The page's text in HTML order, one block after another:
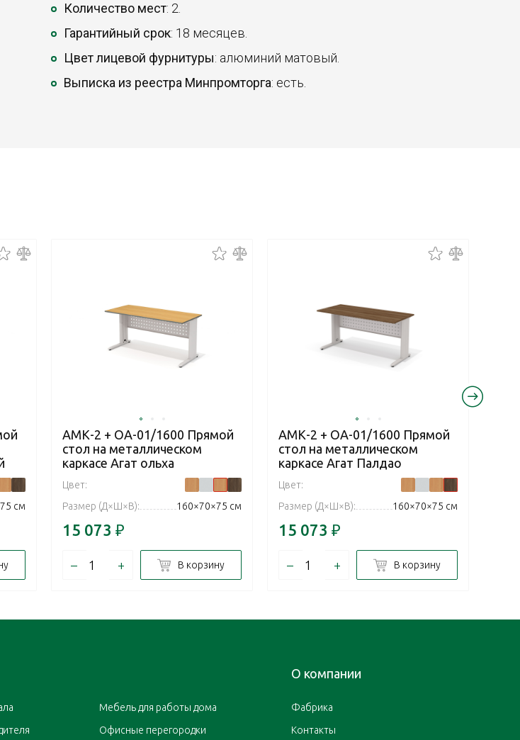
Количество мест: 2.
Гарантийный срок: 18 месяцев.
Цвет лицевой фурнитуры: алюминий матовый.
Выписка из реестра Минпромторга: есть.
см
АМК-2 + ОА-01/1600 Прямой
стол на металлическом
каркасе Агат ольха
Цвет:
Размер (Д×Ш×В):
160×70×75 см
15 073 ₽
– + В корзину
АМК-2 + ОА-01/1600 Прямой
стол на металлическом
каркасе Агат Палдао
Цвет:
Размер (Д×Ш×В):
160×70×75 см
15 073 ₽
– + В корзину
Мебель для работы дома
Офисные перегородки
О компании
Фабрика
Контакты